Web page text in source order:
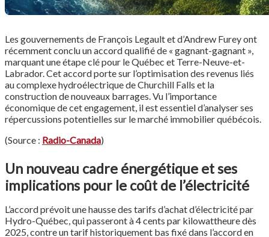
Les gouvernements de François Legault et d’Andrew Furey ont
récemment conclu un accord qualifié de « gagnant-gagnant »,
marquant une étape clé pour le Québec et Terre-Neuve-et-
Labrador. Cet accord porte sur l’optimisation des revenus liés
au complexe hydroélectrique de Churchill Falls et la
construction de nouveaux barrages. Vu l’importance
économique de cet engagement, il est essentiel d’analyser ses
répercussions potentielles sur le marché immobilier québécois.
(Source : Radio-Canada)
Un nouveau cadre énergétique et ses
implications pour le coût de l’électricité
L’accord prévoit une hausse des tarifs d’achat d’électricité par
Hydro-Québec, qui passeront à 4 cents par kilowattheure dès
2025, contre un tarif historiquement bas fixé dans l’accord en